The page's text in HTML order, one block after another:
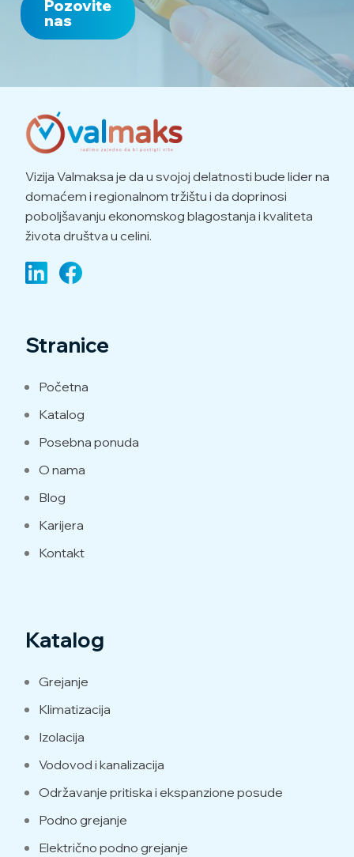
Pozovite
nas
Vizija Valmaksa je da u svojoj delatnosti bude lider na
domaćem i regionalnom tržištu i da doprinosi
poboljšavanju ekonomskog blagostanja i kvaliteta
života društva u celini.
Stranice
Početna
Katalog
Posebna ponuda
O nama
Blog
Karijera
Kontakt
Katalog
Grejanje
Klimatizacija
Izolacija
Vodovod i kanalizacija
Održavanje pritiska i ekspanzione posude
Podno grejanje
Električno podno grejanje